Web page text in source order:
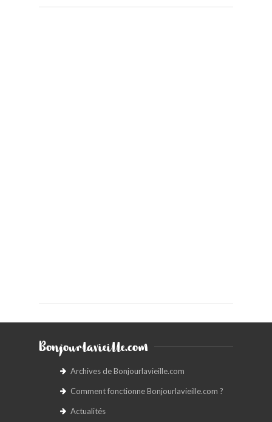
Bonjourlavieille.com
Archives de Bonjourlavieille.com
Comment fonctionne Bonjourlavieille.com ?
Actualités